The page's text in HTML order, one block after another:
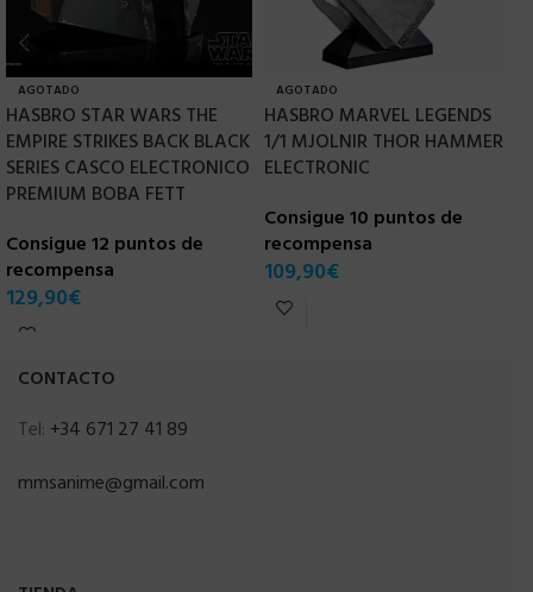
AGOTADO
HASBRO STAR WARS THE
EMPIRE STRIKES BACK BLACK
SERIES CASCO ELECTRONICO
PREMIUM BOBA FETT
Consigue 12 puntos de
recompensa
129,90€
AGOTADO
HASBRO MARVEL LEGENDS
1/1 MJOLNIR THOR HAMMER
ELECTRONIC
Consigue 10 puntos de
recompensa
109,90€
CONTACTO
Tel: +34 671 27 41 89
mmsanime@gmail.com